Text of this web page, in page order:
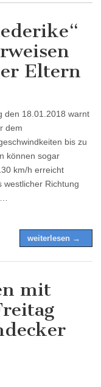
Eltern
den 18.01.2018 warnt
dem
bis zu
können sogar
km/h erreicht
westlicher Richtung
weiterlesen →
mit